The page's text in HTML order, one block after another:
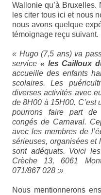
Mode de
Prévalence
Syndrome du X
Syndrome du
fragile (FXTAS)
Syndrome de
Précoce liée au X
Dépistage
La déficience
Association X fragile
Mission et
Wallonie qu’à
les citer tous ici et nous
nous avons quelque
témoignage reçu suivant.
« Hugo (7,5 ans) va
service « les Cailloux
accueille des enfants
scolaires. Les
diverses activités avec
de 8H00 à 15H00. C’est
pourrons faire part de
congés de Carnaval.
avec les membres de
sérieuses, organisées et
sont adéquats. Voici
Crèche 13, 6061
071/867 028 ;»
Nous mentionnerons